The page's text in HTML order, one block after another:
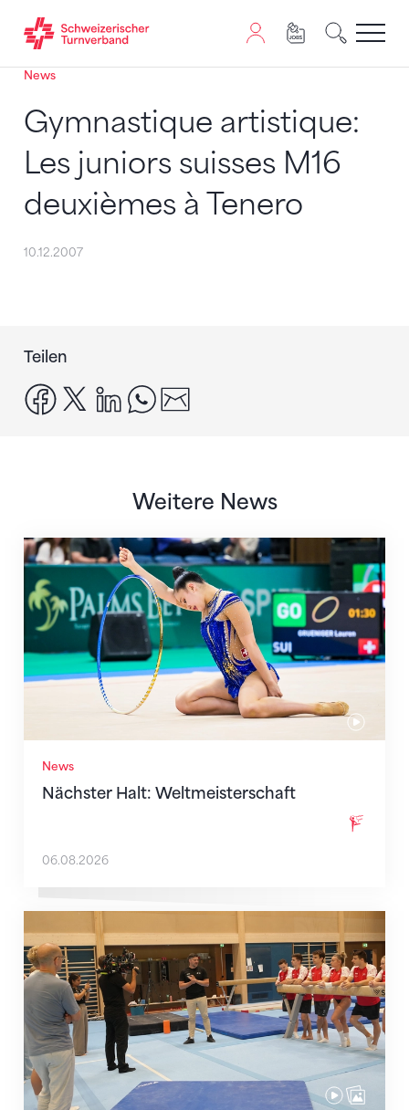
Zum Inhalt springen
Zur Sitemap navigieren
Zum Navigieren dieser Seite wird JavaScript benötigt.
News
Gymnastique artistique:
Les juniors suisses M16
deuxièmes à Tenero
10.12.2007
Teilen
facebook
x linkedinwhatsapp
Weitere News
News
Nächster Halt: Weltmeisterschaft
Nächster Halt: Weltmeisterschaft
06.08.2026
Mit klaren Zielen nach Zagreb